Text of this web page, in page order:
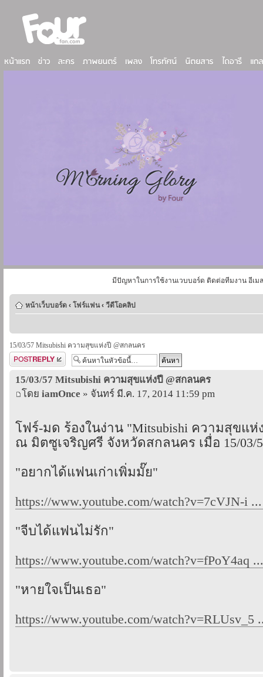
มีปัญหาในการใช้งานเวบบอร์ด ติดต่อทีมงาน อีเม
หน้าเว็บบอร์ด ‹ โฟร์แฟน ‹ วีดีโอคลิป
15/03/57 Mitsubishi ความสุขแห่งปี @สกลนคร
ตอบกระทู้
15/03/57 Mitsubishi ความสุขแห่งปี @สกลนคร
โดย iamOnce » จันทร์ มี.ค. 17, 2014 11:59 pm
โฟร์-มด ร้องในง่าน "Mitsubishi ความสุขแห่
ณ มิตซูเจริญศรี จังหวัดสกลนคร เมื่อ 15/03/
"อยากได้แฟนเก่าเพิ่มมั๊ย"
https://www.youtube.com/watch?v=7cVJN-i
"จีบได้แฟนไม่รัก"
https://www.youtube.com/watch?v=fPoY4aq
"หายใจเป็นเธอ"
https://www.youtube.com/watch?v=RLUsv_5